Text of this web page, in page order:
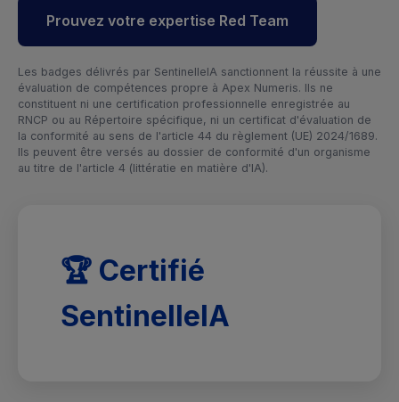
Prouvez votre expertise Red Team
Les badges délivrés par SentinelleIA sanctionnent la réussite à une
évaluation de compétences propre à Apex Numeris. Ils ne
constituent ni une certification professionnelle enregistrée au
RNCP ou au Répertoire spécifique, ni un certificat d'évaluation de
la conformité au sens de l'article 44 du règlement (UE) 2024/1689.
Ils peuvent être versés au dossier de conformité d'un organisme
au titre de l'article 4 (littératie en matière d'IA).
🏆 Certifié
SentinelleIA